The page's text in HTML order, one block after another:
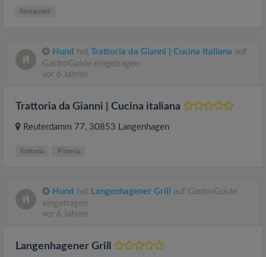
Restaurant
Hund hat Trattoria da Gianni | Cucina italiana auf
GastroGuide eingetragen
vor 6 Jahren
Trattoria da Gianni | Cucina italiana
Reuterdamm 77, 30853 Langenhagen
Trattoria Pizzeria
Hund hat Langenhagener Grill
auf GastroGuide
eingetragen
vor 6 Jahren
Langenhagener Grill